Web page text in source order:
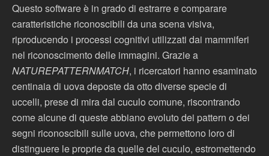
Questo software è in grado di estrarre e comparare
caratteristiche riconoscibili da una scena visiva,
riproducendo i processi cognitivi utilizzati dai mammiferi
nel riconoscimento delle immagini. Grazie a
NATUREPATTERNMATCH, i ricercatori hanno esaminato
centinaia di uova deposte da otto diverse specie di
uccelli, prese di mira dal cuculo comune, riscontrando
come alcune di queste abbiano evoluto dei pattern o dei
segni riconoscibili sulle uova, che permettono loro di
distinguere le proprie da quelle del cuculo, estromettendo